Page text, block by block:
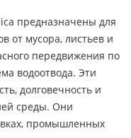
предназначены для
от мусора, листьев и
передвижения по
водоотвода. Эти
долговечность и
среды. Они
промышленных